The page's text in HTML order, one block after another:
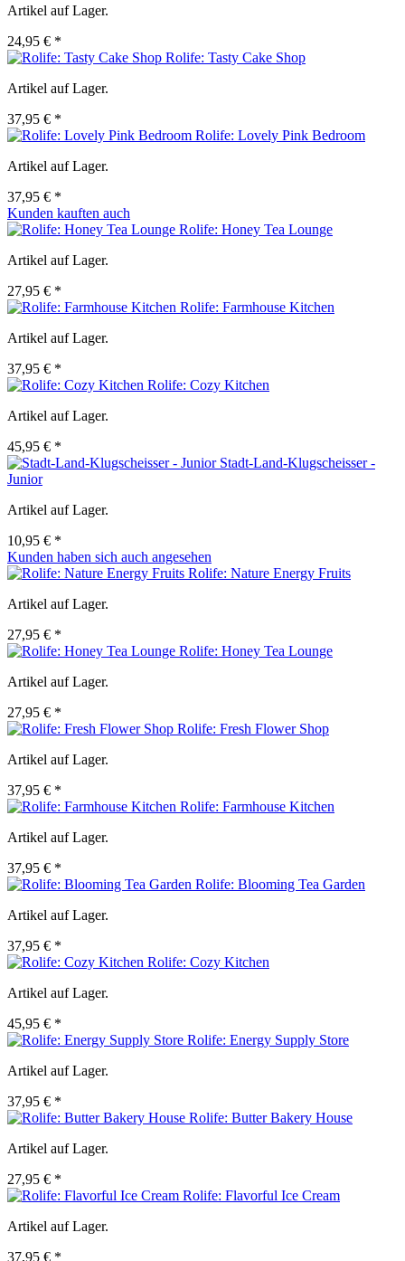
Artikel auf Lager.
24,95 € *
Rolife: Tasty Cake Shop
Artikel auf Lager.
37,95 € *
Rolife: Lovely Pink Bedroom
Artikel auf Lager.
37,95 € *
Kunden kauften auch
Rolife: Honey Tea Lounge
Artikel auf Lager.
27,95 € *
Rolife: Farmhouse Kitchen
Artikel auf Lager.
37,95 € *
Rolife: Cozy Kitchen
Artikel auf Lager.
45,95 € *
Stadt-Land-Klugscheisser -
Junior
Artikel auf Lager.
10,95 € *
Kunden haben sich auch angesehen
Rolife: Nature Energy Fruits
Artikel auf Lager.
27,95 € *
Rolife: Honey Tea Lounge
Artikel auf Lager.
27,95 € *
Rolife: Fresh Flower Shop
Artikel auf Lager.
37,95 € *
Rolife: Farmhouse Kitchen
Artikel auf Lager.
37,95 € *
Rolife: Blooming Tea Garden
Artikel auf Lager.
37,95 € *
Rolife: Cozy Kitchen
Artikel auf Lager.
45,95 € *
Rolife: Energy Supply Store
Artikel auf Lager.
37,95 € *
Rolife: Butter Bakery House
Artikel auf Lager.
27,95 € *
Rolife: Flavorful Ice Cream
Artikel auf Lager.
37,95 € *